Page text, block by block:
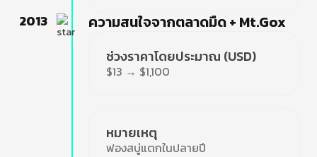
2013 ความสนใจจากตลาดมืด + Mt.Gox
ช่วงราคาโดยประมาณ (USD)
$13 → $1,100
หมายเหตุ
ฟองสบู่แตกในปลายปี